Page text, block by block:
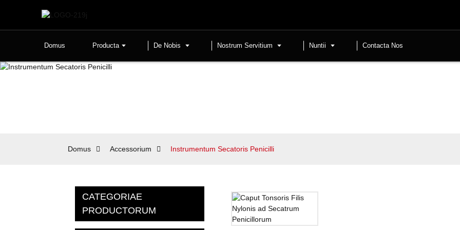
Domus Producta De Nobis Nostrum Servitium Nuntii Contacta Nos
Domus Accessorium Instrumentum Secatoris Penicilli
CATEGORIAE
PRODUCTORUM